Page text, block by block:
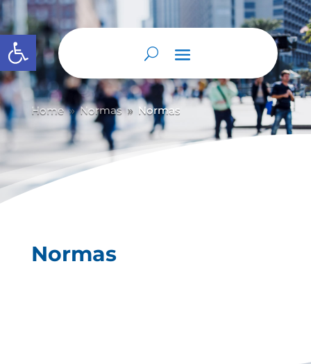
Abrir barra de herramientas
Home 9 Normas 9 Normas
Normas